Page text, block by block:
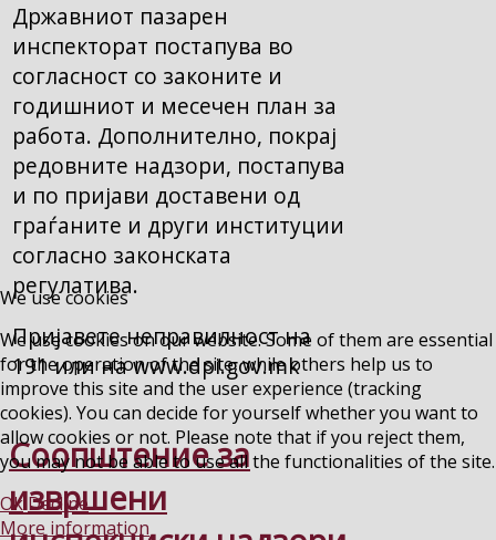
Државниот пазарен
инспекторат постапува во
согласност со законите и
годишниот и месечен план за
работа. Дополнително, покрај
редовните надзори, постапува
и по пријави доставени од
граѓаните и други институции
согласно законската
регулатива.
Пријавете неправилност на
191 или на www.dpi.gov.mk
Соопштение за
извршени
We use cookies
We use cookies on our website. Some of them are essential
for the operation of the site, while others help us to
improve this site and the user experience (tracking
cookies). You can decide for yourself whether you want to
allow cookies or not. Please note that if you reject them,
you may not be able to use all the functionalities of the site.
Ok Decline
More information